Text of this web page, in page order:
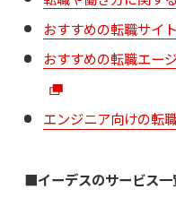
おすすめの転職サイ
おすすめの転職エー
エンジニア向けの転
■イーデスのサービス一